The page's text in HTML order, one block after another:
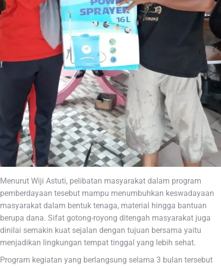
Menurut Wiji Astuti, pelibatan masyarakat dalam program
pemberdayaan tesebut mampu menumbuhkan keswadayaan
masyarakat dalam bentuk tenaga, material hingga bantuan
berupa dana. Sifat gotong-royong ditengah masyarakat juga
dinilai semakin kuat sejalan dengan tujuan bersama yaitu
menjadikan lingkungan tempat tinggal yang lebih sehat.
Program kegiatan yang berlangsung selama 3 bulan tersebut